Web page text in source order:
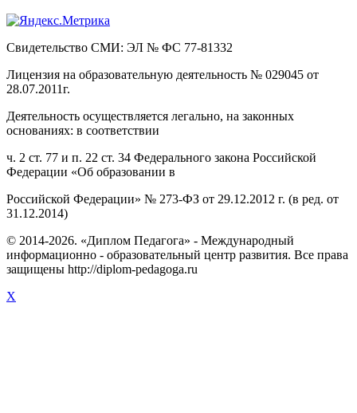
Свидетельство СМИ: ЭЛ № ФС 77-81332
Лицензия на образовательную деятельность № 029045 от
28.07.2011г.
Деятельность осуществляется легально, на законных
основаниях: в соответствии
ч. 2 ст. 77 и п. 22 ст. 34 Федерального закона Российской
Федерации «Об образовании в
Российской Федерации» № 273-ФЗ от 29.12.2012 г. (в ред. от
31.12.2014)
© 2014-2026. «Диплом Педагога» - Международный
информационно - образовательный центр развития. Все права
защищены http://diplom-pedagoga.ru
X